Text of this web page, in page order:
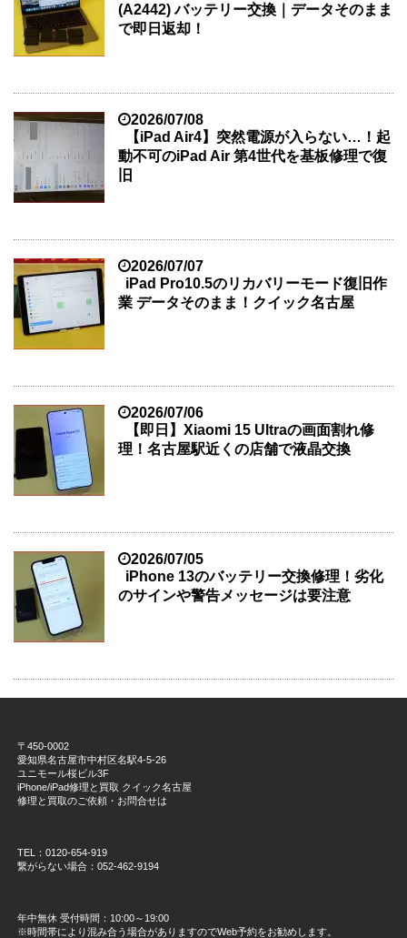
(A2442) バッテリー交換｜データそのまま
で即日返却！
2026/07/08
【iPad Air4】突然電源が入らない…！起
動不可のiPad Air 第4世代を基板修理で復
旧
2026/07/07
iPad Pro10.5のリカバリーモード復旧作
業 データそのまま！クイック名古屋
2026/07/06
【即日】Xiaomi 15 Ultraの画面割れ修
理！名古屋駅近くの店舗で液晶交換
2026/07/05
iPhone 13のバッテリー交換修理！劣化
のサインや警告メッセージは要注意
〒450-0002
愛知県名古屋市中村区名駅4-5-26
ユニモール桜ビル3F
iPhone/iPad修理と買取 クイック名古屋
修理と買取のご依頼・お問合せは
TEL：0120-654-919
繋がらない場合：052-462-9194
年中無休 受付時間：10:00～19:00
※時間帯により混み合う場合がありますのでWeb予約をお勧めします。